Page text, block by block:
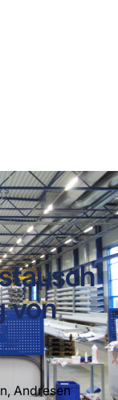
von
Andresen